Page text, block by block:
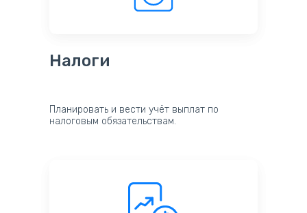
Налоги
Планировать и вести учёт выплат по
налоговым обязательствам.